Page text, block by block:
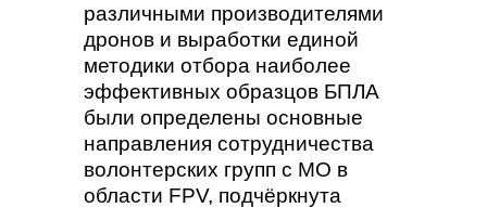
различными производителями
дронов и выработки единой
методики отбора наиболее
эффективных образцов БПЛА
были определены основные
направления сотрудничества
волонтерских групп с МО в
области FPV, подчёркнута